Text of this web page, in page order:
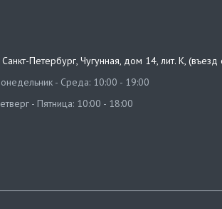
Санкт-Петербург, Чугунная, дом 14, лит. К,
- Среда: 10:00 - 19:00
- Пятница: 10:00 - 18:00